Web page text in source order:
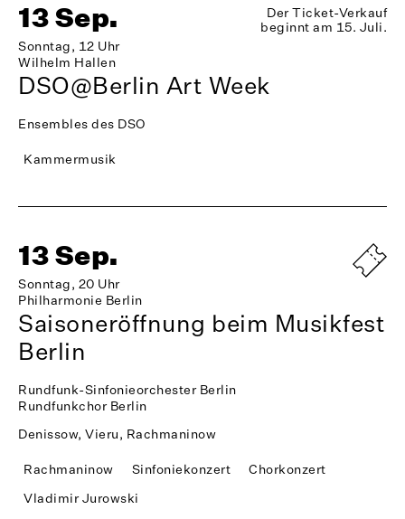
13 Sep.
Sonntag, 12 Uhr
Wilhelm Hallen
Der Ticket-Verkauf
beginnt am 15. Juli.
DSO@Berlin Art Week
Ensembles des DSO
Kammermusik
13 Sep.
Sonntag, 20 Uhr
Philharmonie Berlin
Saisoneröffnung beim Musikfest
Berlin
Rundfunk-Sinfonieorchester Berlin
Rundfunkchor Berlin
Denissow, Vieru, Rachmaninow
Rachmaninow Sinfoniekonzert
Chorkonzert
Vladimir Jurowski